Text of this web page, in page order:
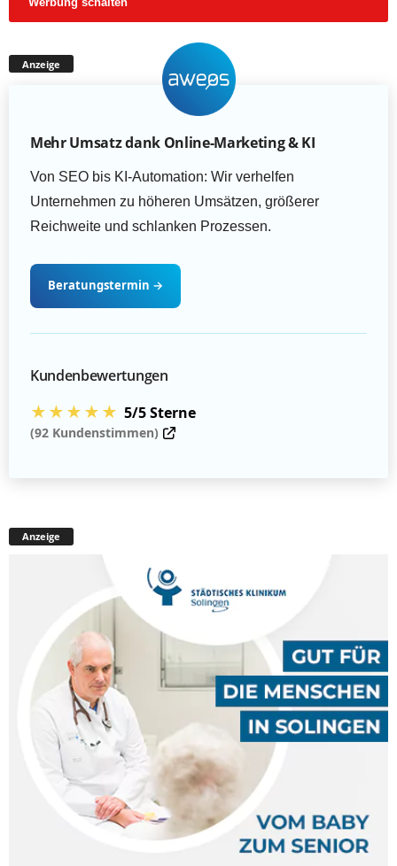
Anzeige
Mehr Umsatz dank Online-Marketing & KI
Von SEO bis KI-Automation: Wir verhelfen
Unternehmen zu höheren Umsätzen, größerer
Reichweite und schlanken Prozessen.
Beratungstermin →
Kundenbewertungen
★★★★★ 5/5 Sterne
(92 Kundenstimmen)
Anzeige